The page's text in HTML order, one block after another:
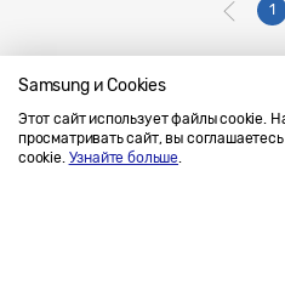
Samsung и Cookies
Этот сайт использует файлы
просматривать сайт, вы
cookie. Узнайте больше.
1
Напишите нам
Условия